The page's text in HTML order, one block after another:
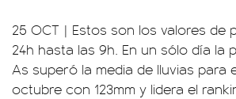
25 OCT | Estos son los valores de
24h hasta las 9h. En un sólo día la
As superó la media de lluvias para
octubre con 123mm y lidera el